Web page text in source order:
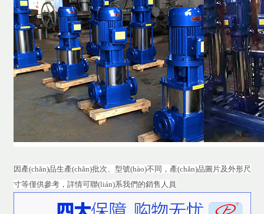
因產(chǎn)品生產(chǎn)批次、型號(hào)不同，產(chǎn)品圖片及外形尺
寸等僅供參考，詳情可聯(lián)系我們的銷售人員